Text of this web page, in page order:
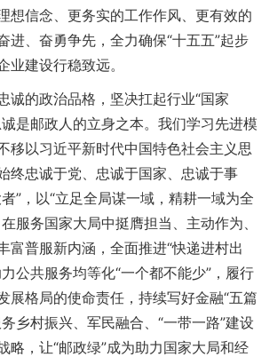
想信念、更务实的工作作风、更有效的
进、奋勇争先，全力确保“十五五”起步
业建设行稳致远。
的政治品格，坚决扛起行业“国家
是邮政人的立身之本。我们学习先进模
移以习近平新时代中国特色社会主义思
终忠诚于党、忠诚于国家、忠诚于事
”，以“立足全局谋一域，精耕一域为全
服务国家大局中挺膺担当、主动作为、
富普服新内涵，全面推进“快递进村出
公共服务均等化“一个都不能少”，履行
展格局的使命责任，持续写好金融“五篇
乡村振兴、军民融合、“一带一路”建设
略，让“邮政绿”成为助力国家大局和经